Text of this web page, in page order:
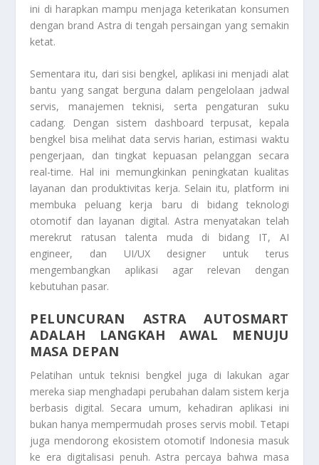
ini di harapkan mampu menjaga keterikatan konsumen
dengan brand Astra di tengah persaingan yang semakin
ketat.
Sementara itu, dari sisi bengkel, aplikasi ini menjadi alat
bantu yang sangat berguna dalam pengelolaan jadwal
servis, manajemen teknisi, serta pengaturan suku
cadang. Dengan sistem dashboard terpusat, kepala
bengkel bisa melihat data servis harian, estimasi waktu
pengerjaan, dan tingkat kepuasan pelanggan secara
real-time. Hal ini memungkinkan peningkatan kualitas
layanan dan produktivitas kerja. Selain itu, platform ini
membuka peluang kerja baru di bidang teknologi
otomotif dan layanan digital. Astra menyatakan telah
merekrut ratusan talenta muda di bidang IT, AI
engineer, dan UI/UX designer untuk terus
mengembangkan aplikasi agar relevan dengan
kebutuhan pasar.
PELUNCURAN ASTRA AUTOSMART
ADALAH LANGKAH AWAL MENUJU
MASA DEPAN
Pelatihan untuk teknisi bengkel juga di lakukan agar
mereka siap menghadapi perubahan dalam sistem kerja
berbasis digital. Secara umum, kehadiran aplikasi ini
bukan hanya mempermudah proses servis mobil. Tetapi
juga mendorong ekosistem otomotif Indonesia masuk
ke era digitalisasi penuh. Astra percaya bahwa masa